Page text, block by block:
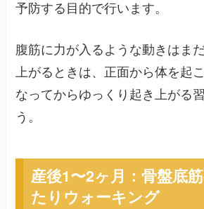
予防する目的で行います。
腹筋に力が入るような動きはま
上がるときは、正面から体を起
なってからゆっくり起き上がる
う。
産後1〜2ヶ月：骨盤底
たりウォーキング